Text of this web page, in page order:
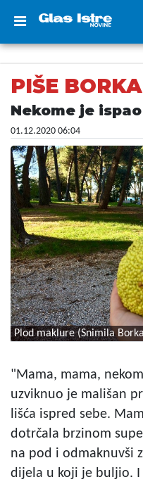
PIŠE
Nekome je
01.12.2020 06:04
Plod maklure (Snimila
"Mama, mama,
uzviknuo je mališan
lišća ispred sebe.
dotrčala brzinom
na pod i odmaknuvši
dijela u koji je buljio.